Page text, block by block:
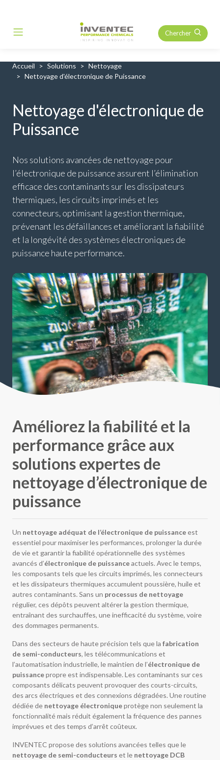
Main Navigation Chercher
Accueil Solutions
Nettoyage
Nettoyage d'électronique de Puissance
Nettoyage d'électronique de
Puissance
Nos solutions avancées de nettoyage pour
l’électronique de puissance assurent l’élimination
efficace des contaminants sur les dissipateurs
thermiques, les circuits imprimés et les
connecteurs, optimisant la gestion thermique,
prévenant les défaillances et améliorant la fiabilité
et la longévité des systèmes électroniques de
puissance haute performance.
Améliorez la fiabilité et la
performance grâce aux
solutions expertes de
nettoyage d’électronique de
puissance
Un nettoyage adéquat de l’électronique de puissanceest
essentiel pour maximiser les performances, prolonger la durée
de vie et garantir la fiabilité opérationnelle des systèmes
avancés d’électronique de puissanceactuels. Avec le temps,
les composants tels que les circuits imprimés, les connecteurs
et les dissipateurs thermiques accumulent poussière, huile et
autres contaminants. Sans un processus de nettoyage
régulier, ces dépôts peuvent altérer la gestion thermique,
entraînant des surchauffes, une inefficacité du système, voire
des dommages permanents.
Dans des secteurs de haute précision tels que la fabrication
de semi-conducteurs, les télécommunications et
l’automatisation industrielle, le maintien de l’électronique de
puissancepropre est indispensable. Les contaminants sur ces
composants délicats peuvent provoquer des courts-circuits,
des arcs électriques et des connexions dégradées. Une routine
dédiée de nettoyage électroniqueprotège non seulement la
fonctionnalité mais réduit également la fréquence des pannes
imprévues et des temps d’arrêt coûteux.
INVENTEC propose des solutions avancées telles que le
nettoyage de semi-conducteurs et le nettoyage DCB